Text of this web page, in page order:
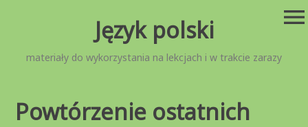
Język polski
materiały do wykorzystania na lekcjach i w trakcie zarazy
menu
Powtórzenie ostatnich